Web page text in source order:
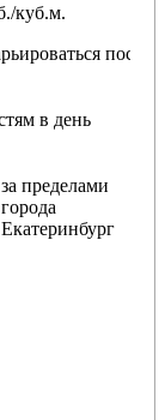
куб.м.
после
в день
за пределами
города
Екатеринбург